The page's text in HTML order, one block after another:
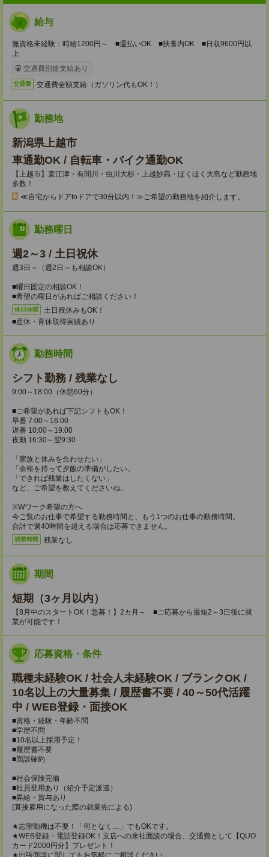
給与
無資格未経験：時給1200円～ ■週払いOK ■扶養内OK ■日収9600円以
上
交通費別途支給あり
交通費 交通費全額支給（ガソリン代もOK！）
勤務地
新潟県上越市
車通勤OK / 自転車・バイク通勤OK
【上越市】直江津・有間川・虫川大杉・上越妙高・ほくほく大島など勤務地
多数！
≪自宅からドアtoドアで30分以内！≫ご希望の勤務地を紹介します。
勤務曜日
週2～3 / 土日祝休
週3日～（週2日～も相談OK）
■曜日固定の相談OK！
■希望の曜日があればご相談ください！
休日休暇
土日祝休みもOK！
■産休・育休取得実績あり
勤務時間
シフト勤務 / 残業なし
9:00～18:00（休憩60分）
■ご希望があれば下記シフトもOK！
早番 7:00～16:00
遅番 10:00～19:00
夜勤 16:30～翌9:30
「家族と休みを合わせたい」
「余裕を持って夕飯の準備がしたい」
「できれば残業はしたくない」
など、ご希望を教えてくださいね。
※Wワーク希望の方へ
今ご覧のお仕事で希望する勤務時間と、もう1つのお仕事の勤務時間。
合計で週40時間を超える場合は応募できません。
残業時間 残業なし
期間
短期（3ヶ月以内）
【8月中のスタートOK！急募！】2カ月～ ■ご応募から最短2～3日後に就
業が可能です！
応募資格・条件
職種未経験OK / 社会人未経験OK / ブランクOK /
10名以上の大量募集 / 履歴書不要 / 40～50代活躍
中 / WEB登録・面接OK
■資格・経験・年齢不問
■学歴不問
■10名以上採用予定！
■履歴書不要
■面談確約
■社会保険完備
■社員登用あり（紹介予定派遣）
■昇給・賞与あり
(直接雇用になった際の就業先による)
★志望動機は不要！「何となく…」でもOKです。
★WEB登録・電話登録OK！支店への来社面談の場合、交通費として【QUO
カード2000円分】プレゼント！
★出張面談に関してもお気軽にご相談ください。